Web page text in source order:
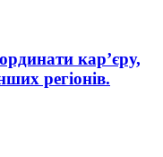
кар’єру,
регіонів.